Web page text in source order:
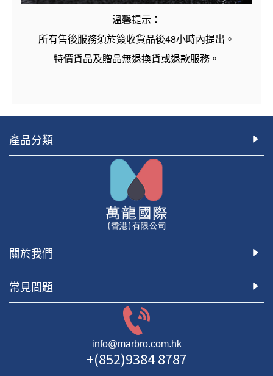
溫馨提示：
所有售後服務須於簽收貨品後48小時內提出。
特價貨品及贈品無退換貨或退款服務。
產品分類
關於我們
常見問題
info@marbro.com.hk
+(852)9384 8787